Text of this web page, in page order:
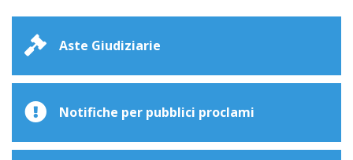
Aste Giudiziarie
Notifiche per pubblici proclami